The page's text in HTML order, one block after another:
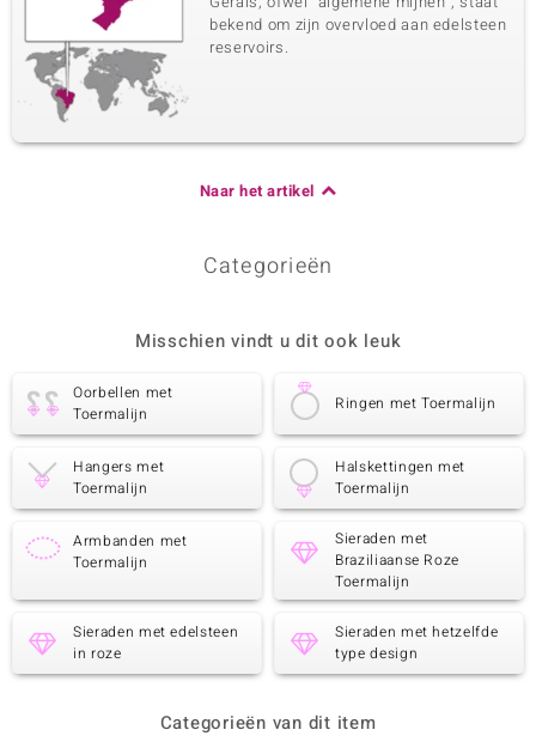
bekend om zijn overvloed aan edelsteen
reservoirs.
Naar het artikel
Categorieën
Misschien vindt u dit ook leuk
Oorbellen met
Toermalijn
Ringen met Toermalijn
Hangers met
Toermalijn
Halskettingen met
Toermalijn
Armbanden met
Toermalijn
Sieraden met
Braziliaanse Roze
Toermalijn
Sieraden met edelsteen
in roze
Sieraden met hetzelfde
type design
Categorieën van dit item